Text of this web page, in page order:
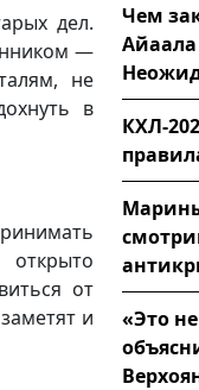
дел.
—
не
в
от
и
Чем
Айаала
КХЛ-
«Это